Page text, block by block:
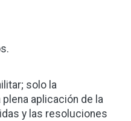
solo la
aplicación de la
y las resoluciones